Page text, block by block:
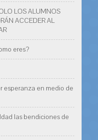
LOS ALUMNOS
ACCEDER AL
eres?
esperanza en medio de
las bendiciones de